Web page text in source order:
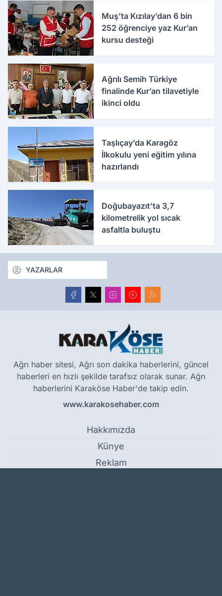
Muş’ta Kızılay’dan 6 bin
252 öğrenciye yaz Kur’an
kursu desteği
Ağrılı Semih Türkiye
finalinde Kur’an tilavetiyle
ikinci oldu
Taşlıçay’da Karagöz
İlkokulu yeni eğitim yılına
hazırlandı
Doğubayazıt’ta 3,7
kilometrelik yol sıcak
asfaltla buluştu
YAZARLAR
Ağrı haber sitesi, Ağrı son dakika haberlerini, güncel
haberleri en hızlı şekilde tarafsız olarak sunar. Ağrı
haberlerini Karaköse Haber'de takip edin.
www.karakosehaber.com
Hakkımızda
Künye
Reklam